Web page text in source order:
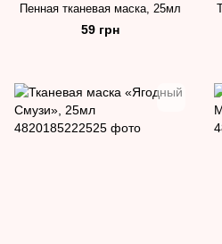
Пенная тканевая маска, 25мл
59 грн